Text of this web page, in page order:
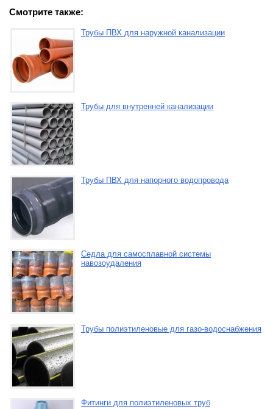
Смотрите также:
Трубы ПВХ для наружной канализации
Трубы для внутренней канализации
Трубы ПВХ для напорного водопровода
Седла для самосплавной системы
навозоудаления
Трубы полиэтиленовые для газо-водоснабжения
Фитинги для полиэтиленовых труб